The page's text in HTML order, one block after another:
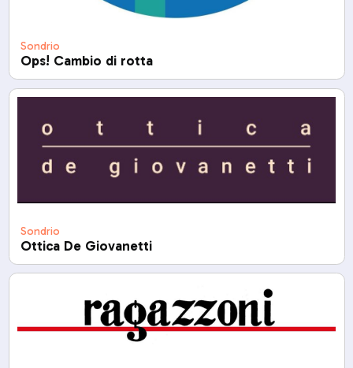
Sondrio
Ops! Cambio di rotta
Sondrio
Ottica De Giovanetti